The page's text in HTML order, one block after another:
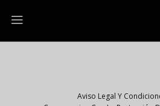
Aviso Legal Y